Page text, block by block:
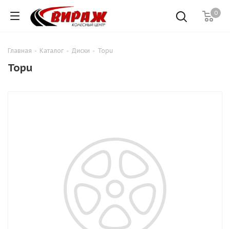
0
Главная - Каталог - Диски - Topu
Topu